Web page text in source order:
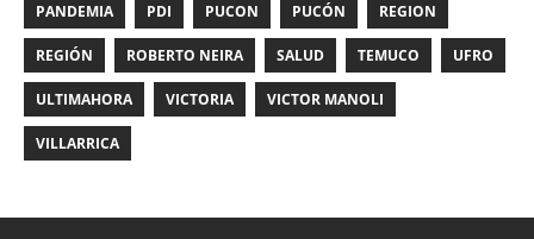
PANDEMIA PDI PUCON PUCÓN REGION
REGIÓN ROBERTO NEIRA SALUD TEMUCO UFRO
ULTIMAHORA VICTORIA VICTOR MANOLI
VILLARRICA